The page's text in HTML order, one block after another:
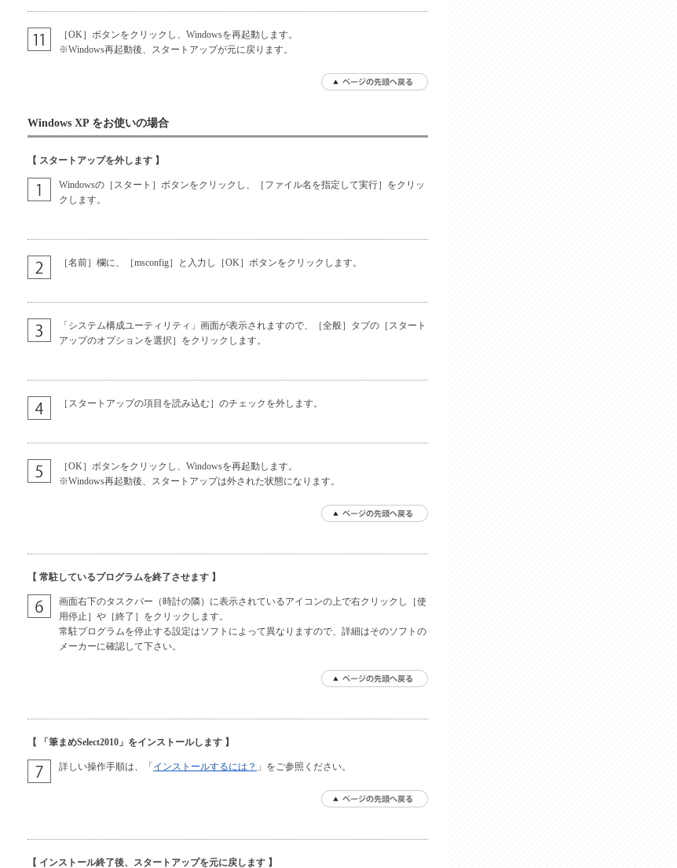
［OK］ボタンをクリックし、Windowsを再起動します。
※Windows再起動後、スタートアップが元に戻ります。
Windows XP をお使いの場合
【 スタートアップを外します 】
Windowsの［スタート］ボタンをクリックし、［ファイル名を指定して実行］をクリッ
クします。
［名前］欄に、［msconfig］と入力し［OK］ボタンをクリックします。
「システム構成ユーティリティ」画面が表示されますので、［全般］タブの［スタート
アップのオプションを選択］をクリックします。
［スタートアップの項目を読み込む］のチェックを外します。
［OK］ボタンをクリックし、Windowsを再起動します。
※Windows再起動後、スタートアップは外された状態になります。
【 常駐しているプログラムを終了させます 】
画面右下のタスクバー（時計の隣）に表示されているアイコンの上で右クリックし［使
用停止］や［終了］をクリックします。
常駐プログラムを停止する設定はソフトによって異なりますので、詳細はそのソフトの
メーカーに確認して下さい。
【 「筆まめSelect2010」をインストールします 】
詳しい操作手順は、「 インストールするには？ 」をご参照ください。
【 インストール終了後、スタートアップを元に戻します 】